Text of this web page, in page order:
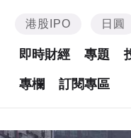
港股IPO 日圓
即時財經 專題
專欄 訂閱專區